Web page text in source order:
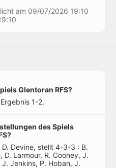
am 09/07/2026 19:10
Glentoran RFS?
1-2.
des Spiels
D. Devine, stellt 4-3-3 : B.
D. Larmour, R. Cooney, J.
Jenkins, P. Hoban, J.